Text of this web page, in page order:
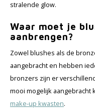
stralende glow.
Waar moet je
aanbrengen?
Zowel blushes als de
aangebracht en hebben
bronzers zijn er
mooi mogelijk aangebracht
make-up kwasten.